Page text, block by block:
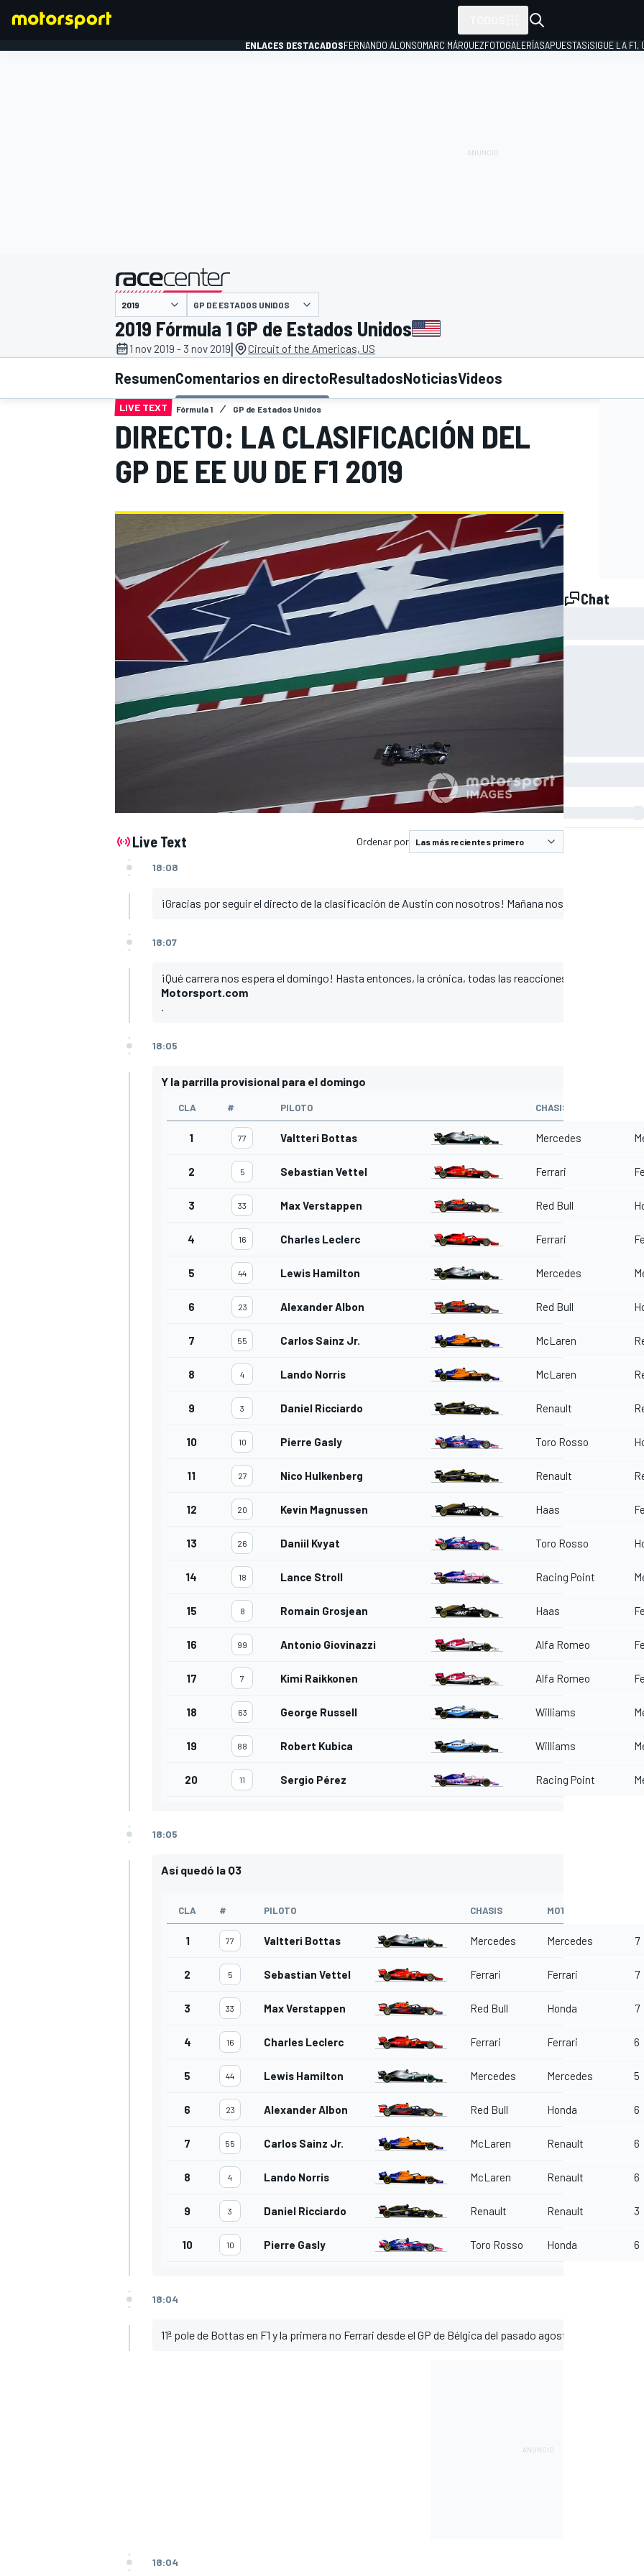
INDYCAR WRC
WEC FÓRMULA E
MÁS CATEGORÍAS
ENLACES DESTACADOSFERNANDO ALONSOMARC MÁRQUEZFOTOGALERÍASAPUESTAS¡SIGUE LA F1,
presentado por
GP DE ESTADOS UNIDOS
2019 Fórmula 1 GP de Estados Unidos
1 nov 2019 - 3 nov 2019| Circuit of the Americas, US
ResumenComentarios en directoResultadosNoticiasVideos
LIVE TEXT Fórmula 1 GP de Estados Unidos
DIRECTO: LA CLASIFICACIÓN DEL
GP DE EE UU DE F1 2019
Live Text Ordenar por
18:08
¡Gracias por seguir el directo de la clasificación de Austin con nosotros! Mañana nos volveremos a
18:07
¡Qué carrera nos espera el domingo! Hasta entonces, la crónica, todas las reacciones y las mejores
Motorsport.com
.
18:05
Y la parrilla provisional para el domingo
CLA # PILOTO CHASIS
1 77 Valtteri Bottas Mercedes
2 5 Sebastian Vettel Ferrari
3 33 Max Verstappen Red Bull
4 16 Charles Leclerc Ferrari
5 44 Lewis Hamilton Mercedes
6 23 Alexander Albon Red Bull
7 55 Carlos Sainz Jr. McLaren
8 4 Lando Norris McLaren
9 3 Daniel Ricciardo Renault
10 10 Pierre Gasly Toro Rosso
11 27 Nico Hulkenberg Renault
12 20 Kevin Magnussen Haas
13 26 Daniil Kvyat Toro Rosso
14 18 Lance Stroll Racing Point
15 8 Romain Grosjean Haas
16 99 Antonio Giovinazzi Alfa Romeo
17 7 Kimi Raikkonen Alfa Romeo
18 63 George Russell Williams
19 88 Robert Kubica Williams
20 11 Sergio Pérez Racing Point
18:05
Así quedó la Q3
CLA # PILOTO CHASIS MOTOR
1 77 Valtteri Bottas Mercedes Mercedes 7
2 5 Sebastian Vettel Ferrari Ferrari 7
3 33 Max Verstappen Red Bull Honda 7
4 16 Charles Leclerc Ferrari Ferrari 6
5 44 Lewis Hamilton Mercedes Mercedes 5
6 23 Alexander Albon Red Bull Honda 6
7 55 Carlos Sainz Jr. McLaren Renault 6
8 4 Lando Norris McLaren Renault 6
9 3 Daniel Ricciardo Renault Renault 3
10 10 Pierre Gasly Toro Rosso Honda 6
18:04
11ª pole de Bottas en F1 y la primera no Ferrari desde el GP de Bélgica del pasado agosto
18:04
Chat